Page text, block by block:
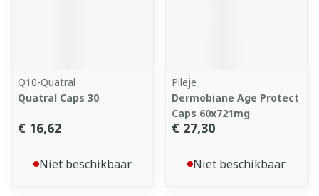
Q10-Quatral
Quatral Caps 30
€ 16,62
Niet beschikbaar
Pileje
Dermobiane Age Protect
Caps 60x721mg
€ 27,30
Niet beschikbaar